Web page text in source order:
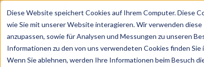
Diese Website speichert Cookies auf Ihrem Computer. Diese
wie Sie mit unserer Website interagieren. Wir verwenden
anzupassen, sowie für Analysen und Messungen zu unseren
Informationen zu den von uns verwendeten Cookies finden
Wenn Sie ablehnen, werden Ihre Informationen beim Besuch